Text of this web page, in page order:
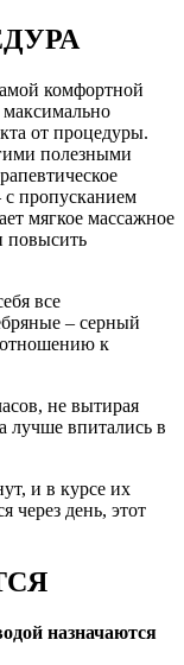
комфортной
максимально
от процедуры.
полезными
пропусканием
мягкое массажное
повысить
все
– серный
отношению к
не вытирая
лучше впитались в
и в курсе их
через день, этот
назначаются